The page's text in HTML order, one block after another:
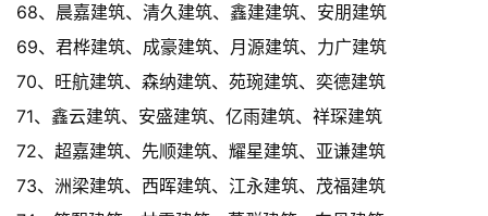
68、晨嘉建筑、清久建筑、鑫建建筑、安朋建筑
69、君桦建筑、成豪建筑、月源建筑、力广建筑
70、旺航建筑、森纳建筑、苑琬建筑、奕德建筑
71、鑫云建筑、安盛建筑、亿雨建筑、祥琛建筑
72、超嘉建筑、先顺建筑、耀星建筑、亚谦建筑
73、洲梁建筑、西晖建筑、江永建筑、茂福建筑